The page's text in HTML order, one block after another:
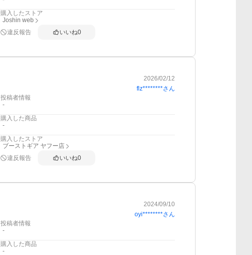
購入したストア
Joshin web
違反報告
いいね0
2026/02/12
flz********さん
投稿者情報
-
購入した商品
-
購入したストア
ブーストギア ヤフー店
違反報告
いいね0
2024/09/10
oyi********さん
投稿者情報
-
購入した商品
-